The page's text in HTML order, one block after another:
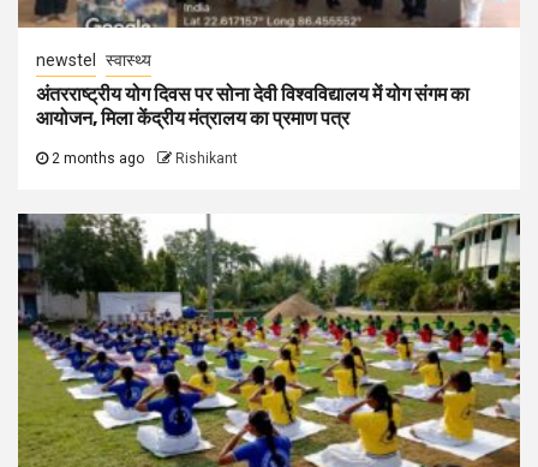
newstel स्वास्थ्य
अंतरराष्ट्रीय योग दिवस पर सोना देवी विश्वविद्यालय में योग संगम का
आयोजन, मिला केंद्रीय मंत्रालय का प्रमाण पत्र
2 months ago Rishikant